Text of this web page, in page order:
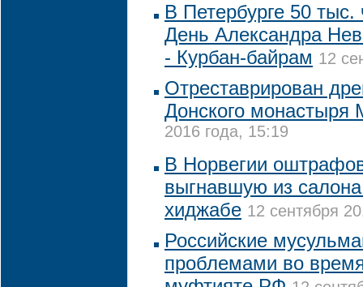
В Петербурге 50 тыс.
День Александра
- Курбан-байрам 12
Отреставрирован
Донского
2016 года, 15:19
В Норвегии
выгнавшую из
хиджабе 12 сентября
Российские
проблемами во